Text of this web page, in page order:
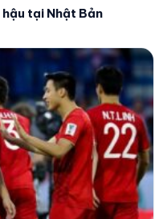
tại Nhật Bản